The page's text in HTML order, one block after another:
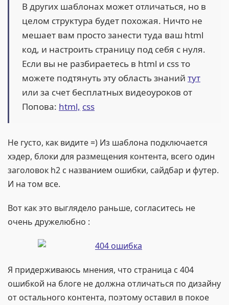
В других шаблонах может отличаться, но в
целом структура будет похожая. Ничто не
мешает вам просто занести туда ваш html
код, и настроить страницу под себя с нуля.
Если вы не разбираетесь в html и css то
можете подтянуть эту область знаний тут
или за счет бесплатных видеоуроков от
Попова: html, css
Не густо, как видите =) Из шаблона подключается
хэдер, блоки для размещения контента, всего один
заголовок h2 с названием ошибки, сайдбар и футер.
И на том все.
Вот как это выглядело раньше, согласитесь не
очень дружелюбно :
Я придерживаюсь мнения, что страница с 404
ошибкой на блоге не должна отличаться по дизайну
от остального контента, поэтому оставил в покое